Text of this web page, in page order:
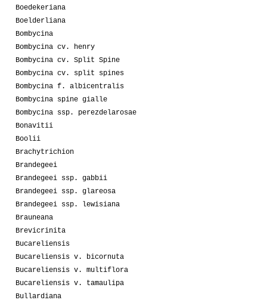
Boedekeriana
Boelderliana
Bombycina
Bombycina cv. henry
Bombycina cv. Split Spine
Bombycina cv. split spines
Bombycina f. albicentralis
Bombycina spine gialle
Bombycina ssp. perezdelarosae
Bonavitii
Boolii
Brachytrichion
Brandegeei
Brandegeei ssp. gabbii
Brandegeei ssp. glareosa
Brandegeei ssp. lewisiana
Brauneana
Brevicrinita
Bucareliensis
Bucareliensis v. bicornuta
Bucareliensis v. multiflora
Bucareliensis v. tamaulipa
Bullardiana